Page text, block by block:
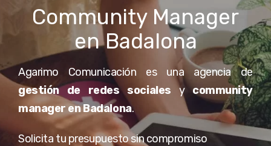
Community Manager
en Badalona
Agarimo Comunicación es una agencia de
gestión de redes sociales ycommunity
manager en Badalona.
Solicita tu presupuesto sin compromiso